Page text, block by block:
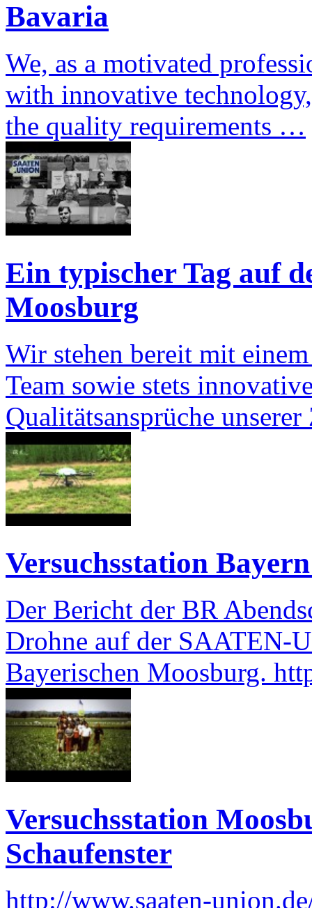
Bavaria
We, as a motivated
with innovative
the quality requirements …
Ein typischer Tag auf
Moosburg
Wir stehen bereit mit
Team sowie stets
Qualitätsansprüche
Versuchsstation
Der Bericht der BR
Drohne auf der SAATEN-
Bayerischen Moosburg.
Versuchsstation
Schaufenster
http://www.saaten-